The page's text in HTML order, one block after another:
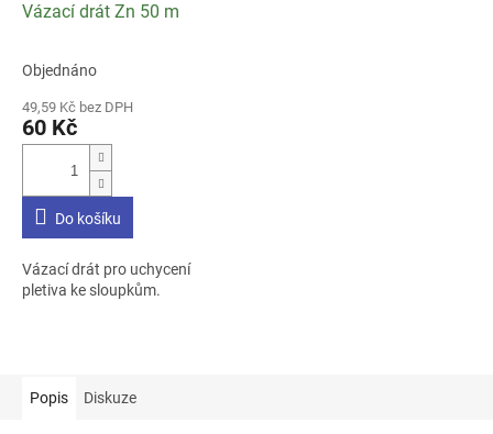
Vázací drát Zn 50 m
Průměrné
produktu
je
5
hvězdiček.
Objednáno
49,59 Kč bez DPH
60 Kč
Do košíku
Vázací drát pro uchycení
pletiva ke sloupkům.
Popis Diskuze